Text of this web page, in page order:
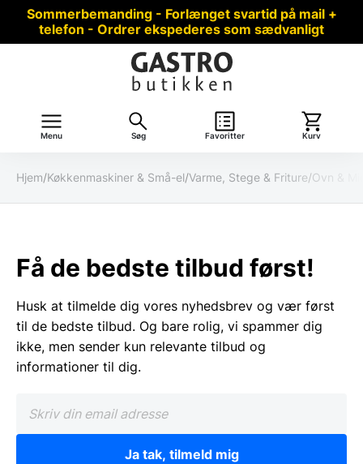
Sommerbemanding - Forlænget svartid på mail +
telefon - Ordrer ekspederes som sædvanligt
Menu Søg Favoritter Kurv
Hjem/Køkkenmaskiner & Små-el/Varme, Stege & Friture/Ovn &
Få de bedste tilbud først!
Husk at tilmelde dig vores nyhedsbrev og vær først
til de bedste tilbud. Og bare rolig, vi spammer dig
ikke, men sender kun relevante tilbud og
informationer til dig.
Ja tak, tilmeld mig